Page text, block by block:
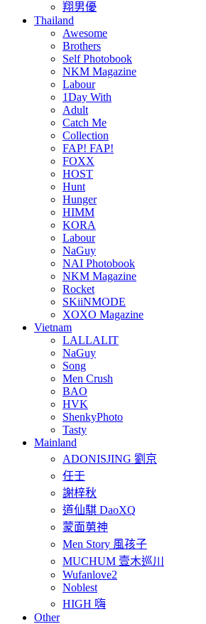
翔男優
Thailand
Awesome
Brothers
Self Photobook
NKM Magazine
Labour
1Day With
Adult
Catch Me
Collection
FAP! FAP!
FOXX
HOST
Hunt
Hunger
HIMM
KORA
Labour
NaGuy
NAI Photobook
NKM Magazine
Rocket
SKiiNMODE
XOXO Magazine
Vietnam
LALLALIT
NaGuy
Song
Men Crush
BAO
HVK
ShenkyPhoto
Tasty
Mainland
ADONISJING 劉京
任壬
謝梓秋
道仙騏 DaoXQ
蒙面莮神
Men Story 風孩子
MUCHUM 壹木巡川
Wufanlove2
Noblest
HIGH 嗨
Other